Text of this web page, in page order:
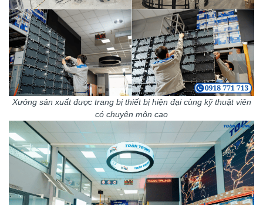
Xưởng sản xuất được trang bị thiết bị hiện đại cùng kỹ thuật viên
có chuyên môn cao